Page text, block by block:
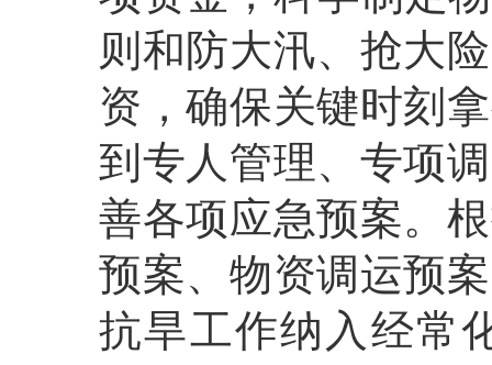
则和防大汛、抢大
资，确保关键时刻
到专人管理、专项
善各项应急预案。
预案、物资调运预
抗旱工作纳入经常